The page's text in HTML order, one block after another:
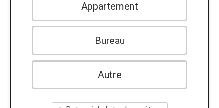
Appartement
Bureau
Autre